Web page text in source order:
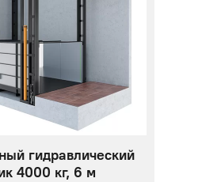
гидравлический
4000 кг, 6 м